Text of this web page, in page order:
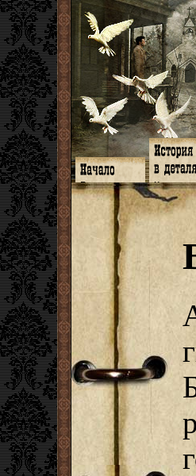
Главная
Программа
Форум
Facebook
Гостевая
Книги
Галереи
Музыка
Видео
Субтитры
Заметки
Мысли